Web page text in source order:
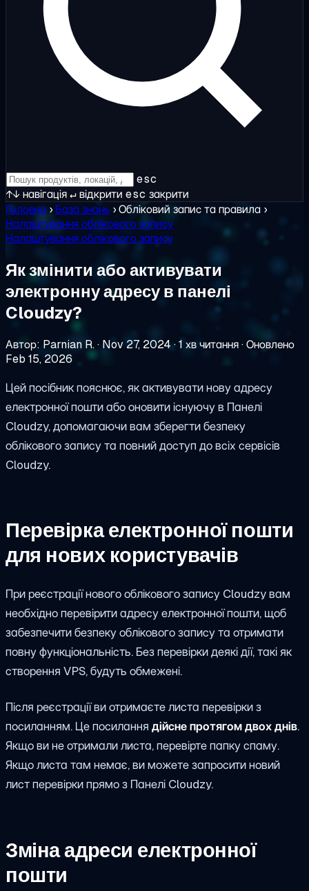
esc
↑↓ навігація↵відкрити esc закрити
Головна ›База знань ›Обліковий запис та правила ›
Налаштування облікового запису
Налаштування облікового запису
Як змінити або активувати
электронну адресу в панелі
Cloudzy?
Автор: Parnian R.· Nov 27, 2024·1 хв читання·Оновлено
Feb 15, 2026
Цей посібник пояснює, як активувати нову адресу
електронної пошти або оновити існуючу в Панелі
Cloudzy, допомагаючи вам зберегти безпеку
облікового запису та повний доступ до всіх сервісів
Cloudzy.
Перевірка електронної пошти
для нових користувачів
При реєстрації нового облікового запису Cloudzy вам
необхідно перевірити адресу електронної пошти, щоб
забезпечити безпеку облікового запису та отримати
повну функціональність. Без перевірки деякі дії, такі як
створення VPS, будуть обмежені.
Після реєстрації ви отримаєте листа перевірки з
посиланням. Це посилання дійсне протягом двох днів.
Якщо ви не отримали листа, перевірте папку спаму.
Якщо листа там немає, ви можете запросити новий
лист перевірки прямо з Панелі Cloudzy.
Зміна адреси електронної
пошти